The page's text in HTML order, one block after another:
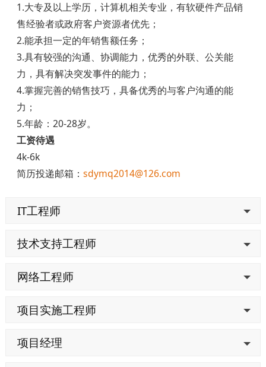
1.大专及以上学历，计算机相关专业，有软硬件产品销
售经验者或政府客户资源者优先；
2.能承担一定的年销售额任务；
3.具有较强的沟通、协调能力，优秀的外联、公关能
力，具有解决突发事件的能力；
4.掌握完善的销售技巧，具备优秀的与客户沟通的能
力；
5.年龄：20-28岁。
工资待遇
4k-6k
简历投递邮箱： sdymq2014@126.com
IT工程师
技术支持工程师
网络工程师
项目实施工程师
项目经理